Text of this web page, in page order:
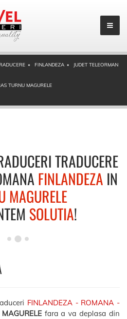
FINLANDEZA JUDET TELEORMAN
TURNU MAGURELE
TRADUCERE
FINLANDEZA IN
MAGURELE
SOLUTIA!
FINLANDEZA - ROMANA -
fara a va deplasa din